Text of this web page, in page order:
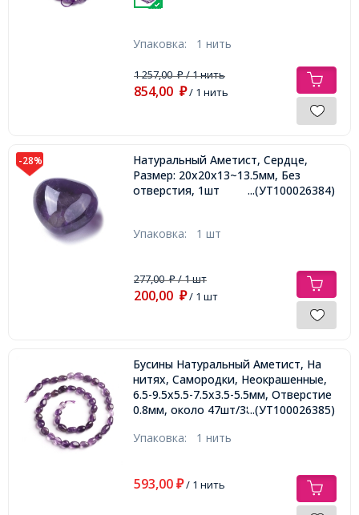
Упаковка: 1 нить
1 257,00₽/ 1 нить
854,00 ₽/ 1 нить
-28%
Натуральный Аметист, Сердце,
Размер: 20x20x13~13.5мм, Без
отверстия, 1шт
...(УТ100026384)
Упаковка: 1 шт
277,00₽/ 1 шт
200,00 ₽/ 1 шт
Бусины Натуральный Аметист, На
нитях, Самородки, Неокрашенные,
6.5-9.5x5.5-7.5x3.5-5.5мм, Отверстие
0.8мм, около 47шт/38см/нить
...(УТ100026385)
Упаковка: 1 нить
593,00 ₽/ 1 нить